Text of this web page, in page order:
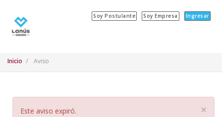
Soy Postulante Soy Empresa Ingresar
Inicio Aviso
×
Este aviso expiró.